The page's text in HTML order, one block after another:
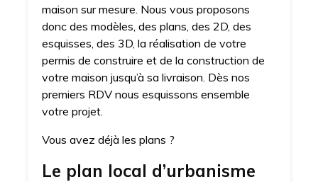
maison sur mesure. Nous vous proposons
donc des modèles, des plans, des 2D, des
esquisses, des 3D, la réalisation de votre
permis de construire et de la construction de
votre maison jusqu’à sa livraison. Dès nos
premiers RDV nous esquissons ensemble
votre projet.
Vous avez déjà les plans ?
Le plan local d’urbanisme